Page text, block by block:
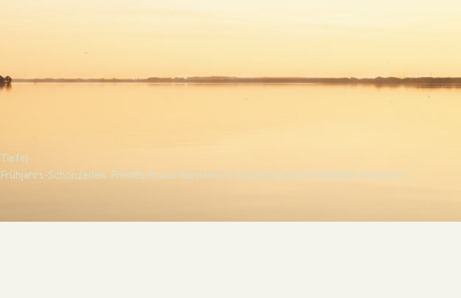
Schonzeiten; Friedfisch und Karpfen im warmen Sommerhalbjahr. Konkrete